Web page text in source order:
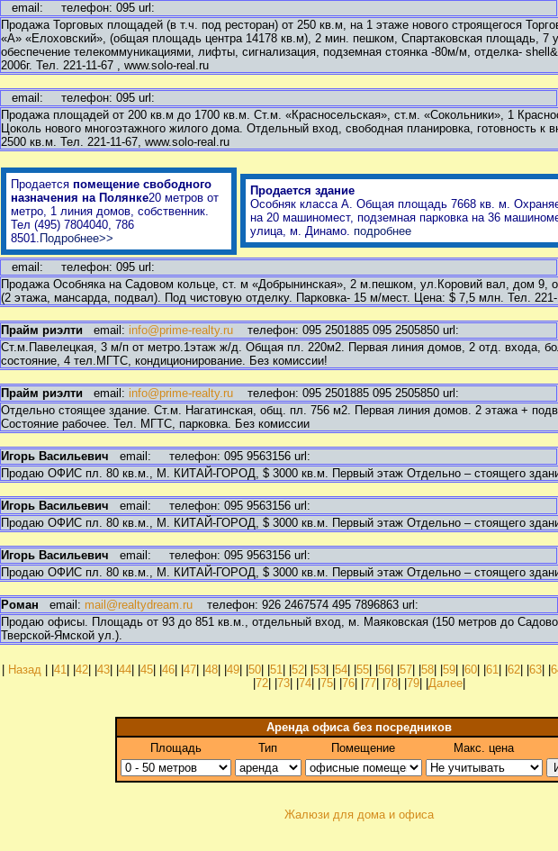
email: телефон: 095 url:
Продажа Торговых площадей (в т.ч. под ресторан) от 250 кв.м, на 1 этаже нового строящегося
«А» «Елоховский», (общая площадь центра 14178 кв.м), 2 мин. пешком, Спартаковская площадь, 7
обеспечение телекоммуникациями, лифты, сигнализация, подземная стоянка -80м/м, отделка-
2006г. Тел. 221-11-67 , www.solo-real.ru
email: телефон: 095 url:
Продажа площадей от 200 кв.м до 1700 кв.м. Ст.м. «Красносельская», ст.м. «Сокольники», 1
Цоколь нового многоэтажного жилого дома. Отдельный вход, свободная планировка, готовность к
2500 кв.м. Тел. 221-11-67, www.solo-real.ru
Продается помещение свободного
назначения на Полянке20 метров от
метро, 1 линия домов, cобственник.
Тел (495) 7804040, 786
8501. Подробнее>>
Продается здание
Особняк класса А. Общая площадь 7668 кв. м.
на 20 машиномест, подземная парковка на 36
улица, м. Динамо. подробнее
email: телефон: 095 url:
Продажа Особняка на Садовом кольце, ст. м «Добрынинская», 2 м.пешком, ул.Коровий вал, дом 9,
(2 этажа, мансарда, подвал). Под чистовую отделку. Парковка- 15 м/мест. Цена: $ 7,5 млн. Тел. 221-
Прайм риэлти email: info@prime-realty.ruтелефон: 095 2501885 095 2505850 url:
Ст.м.Павелецкая, 3 м/п от метро.1этаж ж/д. Общая пл. 220м2. Первая линия домов, 2 отд. входа,
состояние, 4 тел.МГТС, кондиционирование. Без комиссии!
Прайм риэлти email: info@prime-realty.ruтелефон: 095 2501885 095 2505850 url:
Отдельно стоящее здание. Ст.м. Нагатинская, общ. пл. 756 м2. Первая линия домов. 2 этажа +
Состояние рабочее. Тел. МГТС, парковка. Без комиссии
Игорь Васильевич email: телефон: 095 9563156 url:
Продаю ОФИС пл. 80 кв.м., М. КИТАЙ-ГОРОД, $ 3000 кв.м. Первый этаж Отдельно – стоящего
Игорь Васильевич email: телефон: 095 9563156 url:
Продаю ОФИС пл. 80 кв.м., М. КИТАЙ-ГОРОД, $ 3000 кв.м. Первый этаж Отдельно – стоящего
Игорь Васильевич email: телефон: 095 9563156 url:
Продаю ОФИС пл. 80 кв.м., М. КИТАЙ-ГОРОД, $ 3000 кв.м. Первый этаж Отдельно – стоящего
Роман email: mail@realtydream.ruтелефон: 926 2467574 495 7896863 url:
Продаю офисы. Площадь от 93 до 851 кв.м., отдельный вход, м. Маяковская (150 метров до
Тверской-Ямской ул.).
Назад 41| | 42| | 43| | 44| | 45| | 46| | 47| | 48| | 49| | 50| | 51| | 52| | 53| | 54| | 55| | 56| | 57| | 58| | 59| | 60| | 61| | 62| | 63| |
72 73 74 75 76 77 78 79 Далее
Аренда офиса без посредников
Площадь
Тип Помещение Макс. цена
Жалюзи для дома и офиса